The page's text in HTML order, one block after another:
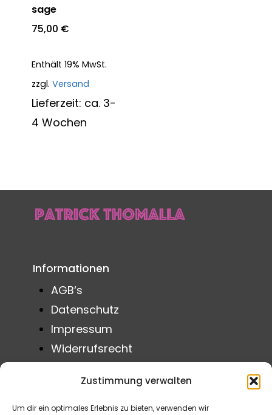
Zustimmung verwalten
Um dir ein optimales Erlebnis zu bieten, verwenden wir
sage
75,00 €
Enthält 19% MwSt.
zzgl. Versand
Lieferzeit: ca. 3-
4 Wochen
Informationen
AGB‘s
Datenschutz
Impressum
Widerrufsrecht
Erklärung zur Barrierefreiheit
Cookie-Richtlinie (EU)